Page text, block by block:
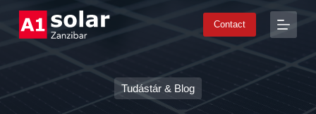
S
Contact
Tudástár & Blog